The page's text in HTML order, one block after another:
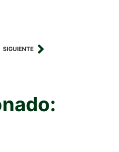
SIGUIENTE